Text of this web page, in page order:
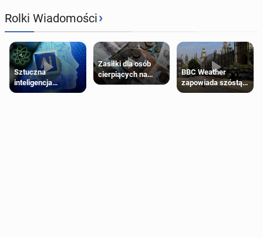
Rolki Wiadomości›
Sztuczna
inteligencja
próbowała oszukać
Zasiłki dla osób
cierpiących na
schorzenia
BBC Weather
zapowiada szóstą
falę upałów w